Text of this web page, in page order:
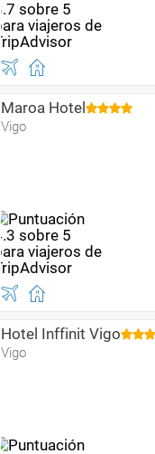
Maroa Hotel
Vigo
Hotel Inffinit Vigo
Vigo